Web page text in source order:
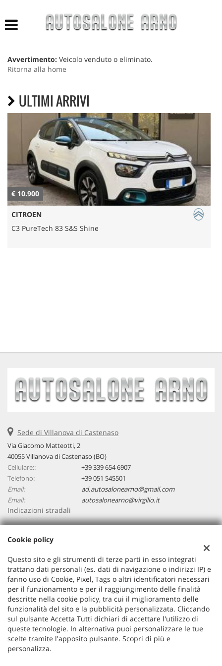
ACQUISTIAMO USATO
NUOVO E KM 0
ASSISTENZA
CONTATTI
Avvertimento: Veicolo venduto o eliminato.
Ritorna alla home
ULTIMI ARRIVI
€ 10.900
CITROEN
C3 PureTech 83 S&S Shine
Sede di Villanova di Castenaso
Via Giacomo Matteotti, 2
40055 Villanova di Castenaso (BO)
Cellulare::
+39 339 654 6907
Telefono:
+39 051 545501
Email:
ad.autosalonearno@gmail.com
Email:
autosalonearno@virgilio.it
Indicazioni stradali
Dati fiscali:
Autosalone ARNO
Via Giacomo Matteotti, 2, 40055, Villanova di Castenaso (BO)
C.F/P.IVA:03748561200
Registro delle imprese:BO
Cookie policy
Questo sito e gli strumenti di terze parti in esso integrati
trattano dati personali (es. dati di navigazione o indirizzi IP) e
fanno uso di Cookie, Pixel, Tags o altri identificatori necessari
per il funzionamento e per il raggiungimento delle finalità
descritte nella cookie policy, tra cui il miglioramento delle
funzionalità del sito e la pubblicità personalizzata. Cliccando
sul pulsante Accetta Tutti dichiari di accettare l'utilizzo di
queste tecnologie. In alternativa puoi personalizzare le tue
scelte tramite l'apposito pulsante. Scopri di più e
personalizza.